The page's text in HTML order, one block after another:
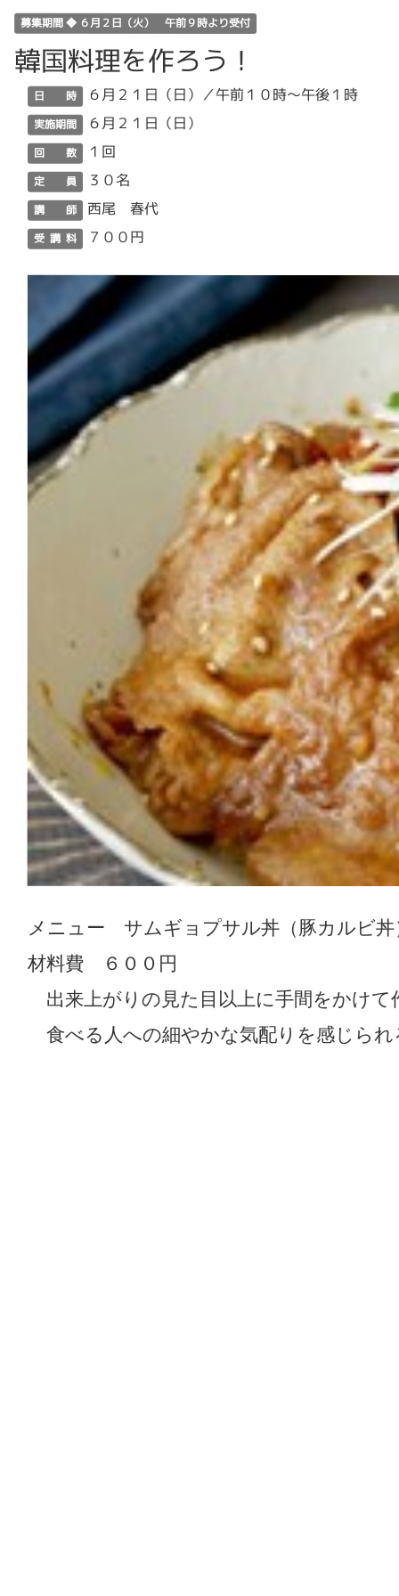
募集期間 ◆ ６月２日（火） 午前９時より受付
韓国料理を作ろう！
日 時 ６月２１日（日）／午前１０時～午後１時
実施期間 ６月２１日（日）
回 数 １回
定 員 ３０名
講 師 西尾 春代
受 講 料 ７００円
メニュー サムギョプサル丼（豚カルビ丼
材料費 ６００円
出来上がりの見た目以上に手間をかけ
食べる人への細やかな気配りを感じら